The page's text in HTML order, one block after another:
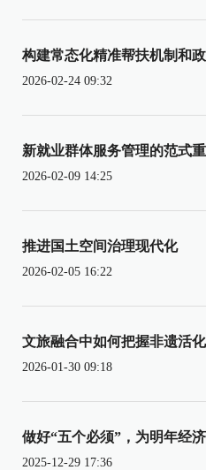
构建常态化精准帮扶机制和
2026-02-24 09:32
新就业群体服务管理的范式
2026-02-09 14:25
推进国土空间治理现代化
2026-02-05 16:22
文旅融合中如何把握非遗活
2026-01-30 09:18
做好“五个必须”，为明年经
2025-12-29 17:36